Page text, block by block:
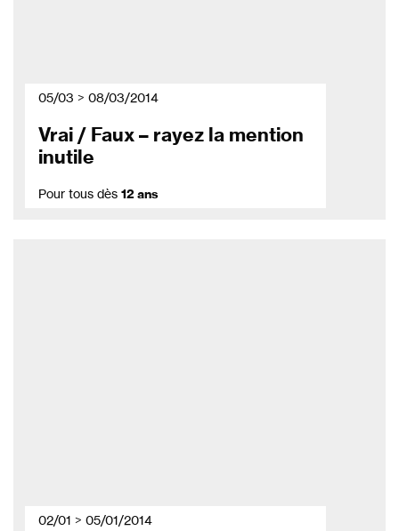
05/03 > 08/03/2014
Vrai / Faux – rayez la mention
inutile
Pour tous dès 12 ans
02/01 > 05/01/2014